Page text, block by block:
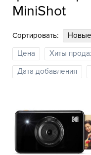
MiniShot
Сортировать:
Цена
Хиты
Дата добавления